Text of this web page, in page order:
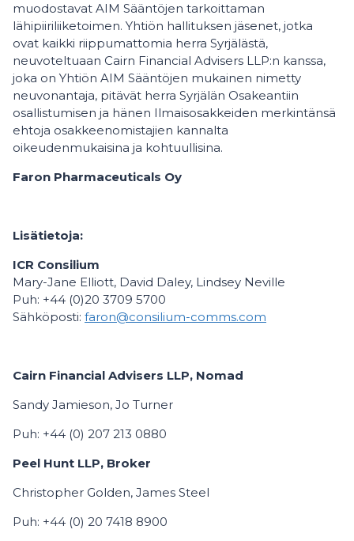
muodostavat AIM Sääntöjen tarkoittaman
lähipiiriliiketoimen. Yhtiön hallituksen jäsenet, jotka
ovat kaikki riippumattomia herra Syrjälästä,
neuvoteltuaan Cairn Financial Advisers LLP:n kanssa,
joka on Yhtiön AIM Sääntöjen mukainen nimetty
neuvonantaja, pitävät herra Syrjälän Osakeantiin
osallistumisen ja hänen Ilmaisosakkeiden merkintänsä
ehtoja osakkeenomistajien kannalta
oikeudenmukaisina ja kohtuullisina.
Faron Pharmaceuticals Oy
Lisätietoja:
ICR Consilium
Mary-Jane Elliott, David Daley, Lindsey Neville
Puh: +44 (0)20 3709 5700
Sähköposti: faron@consilium-comms.com
Cairn Financial Advisers LLP, Nomad
Sandy Jamieson, Jo Turner
Puh: +44 (0) 207 213 0880
Peel Hunt LLP, Broker
Christopher Golden, James Steel
Puh: +44 (0) 20 7418 8900